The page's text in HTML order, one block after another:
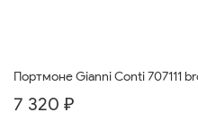
Портмоне Gianni Conti 707111
7 320 ₽